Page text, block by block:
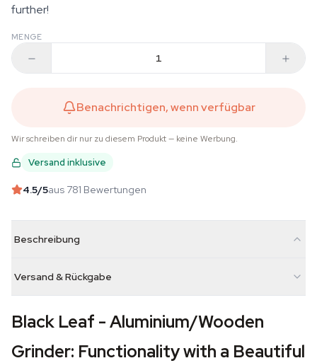
further!
MENGE
Benachrichtigen, wenn verfügbar
Wir schreiben dir nur zu diesem Produkt — keine Werbung.
Versand inklusive
4.5/5aus 781 Bewertungen
Beschreibung
Versand & Rückgabe
Black Leaf - Aluminium/Wooden
Grinder: Functionality with a Beautiful